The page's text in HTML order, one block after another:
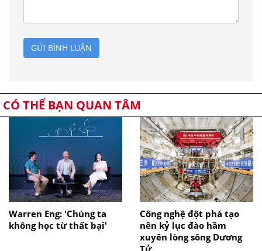
GỬI BÌNH LUẬN
CÓ THỂ BẠN QUAN TÂM
Warren Eng: 'Chúng ta
không học từ thất bại'
Công nghệ đột phá tạo
nên kỷ lục đào hầm
xuyên lòng sông Dương